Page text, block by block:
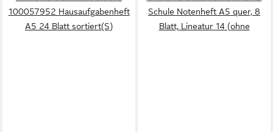
100057952 Hausaufgabenheft
A5 24 Blatt sortiert(S)
Schule Notenheft A5 quer, 8
Blatt, Lineatur 14 (ohne